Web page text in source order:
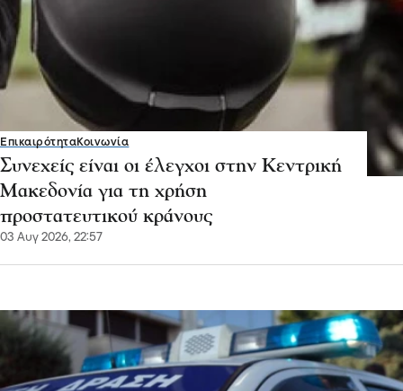
ΕπικαιρότηταΚοινωνία
Συνεχείς είναι οι έλεγχοι στην Κεντρική
Μακεδονία για τη χρήση
προστατευτικού κράνους
03 Αυγ 2026, 22:57